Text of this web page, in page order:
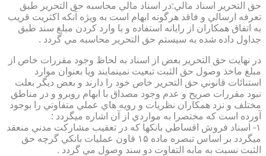
حق التحرير اسناد مالي:در اسناد مالي محاسبه حق التحرير طبق
تعرفه ارسالي و فاقد هرگونه ابهام است به ويژه آنكه اكثريت قريب
به اتفاق همكاران از رايانه استفاده و با وارد كردن مبلغ سند طبق
جداول داده شده به سيستم حق التحرير محاسبه مي گردد .
در نهايت حق التحرير بعض از اسناد به لحاظ وجود مقررات خاص از
مبلغ ماخذ وصول حق الثبت تبعيت نمينمايند ويا بعنوان موارد
استنائات قانوني حق التحرير خاص خود را دارند و بعض ديگر بعلت
نبود مقررات صريح و عدم وجود مصداق با ابهام روبرو و در مناطق
مختلف و نزد همكاران نظريات و رويه هاي عملي متفاوتي را بوجود
آورده است كه مختصرا به مواردي از آن اشاره ميگردد :
۱- اسناد فروش اقساطي بانكها كه در تعقيب مشاركت مدني منعقد
ميگردد بر اساس تبصره ماده ۱۵ قاون عمليات بانكي گرچه حق
الثبت نسبت به مابه التفاوت دو سند وصول مي گردد .